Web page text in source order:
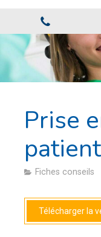
Prise
Fiches conseils
Télécharger la